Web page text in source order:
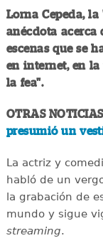
Lorna Cepeda,
anécdota acerca
escenas que se
en internet, en la
la fea".
OTRAS
presumió un
La actriz y
habló de un
la grabación de
mundo y sigue
streaming.